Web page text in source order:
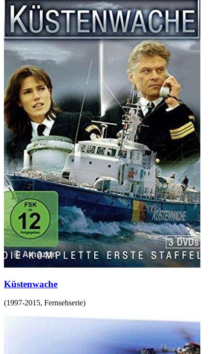
Küstenwache
(1997-2015, Fernsehserie)